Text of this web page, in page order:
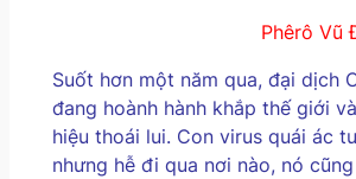
Phêrô Vũ
Suốt hơn một năm qua, đại dịch
đang hoành hành khắp thế giới
hiệu thoái lui. Con virus quái ác
nhưng hễ đi qua nơi nào, nó